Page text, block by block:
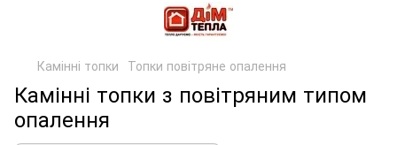
Камінні топки Топки повітряне опалення
Камінні топки з повітряним типом
опалення